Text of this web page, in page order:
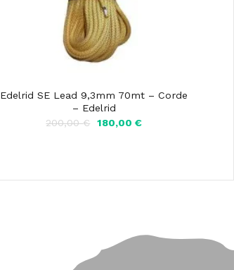
Edelrid SE Lead 9,3mm 70mt – Corde
– Edelrid
200,00€
Il
180,00 €Il